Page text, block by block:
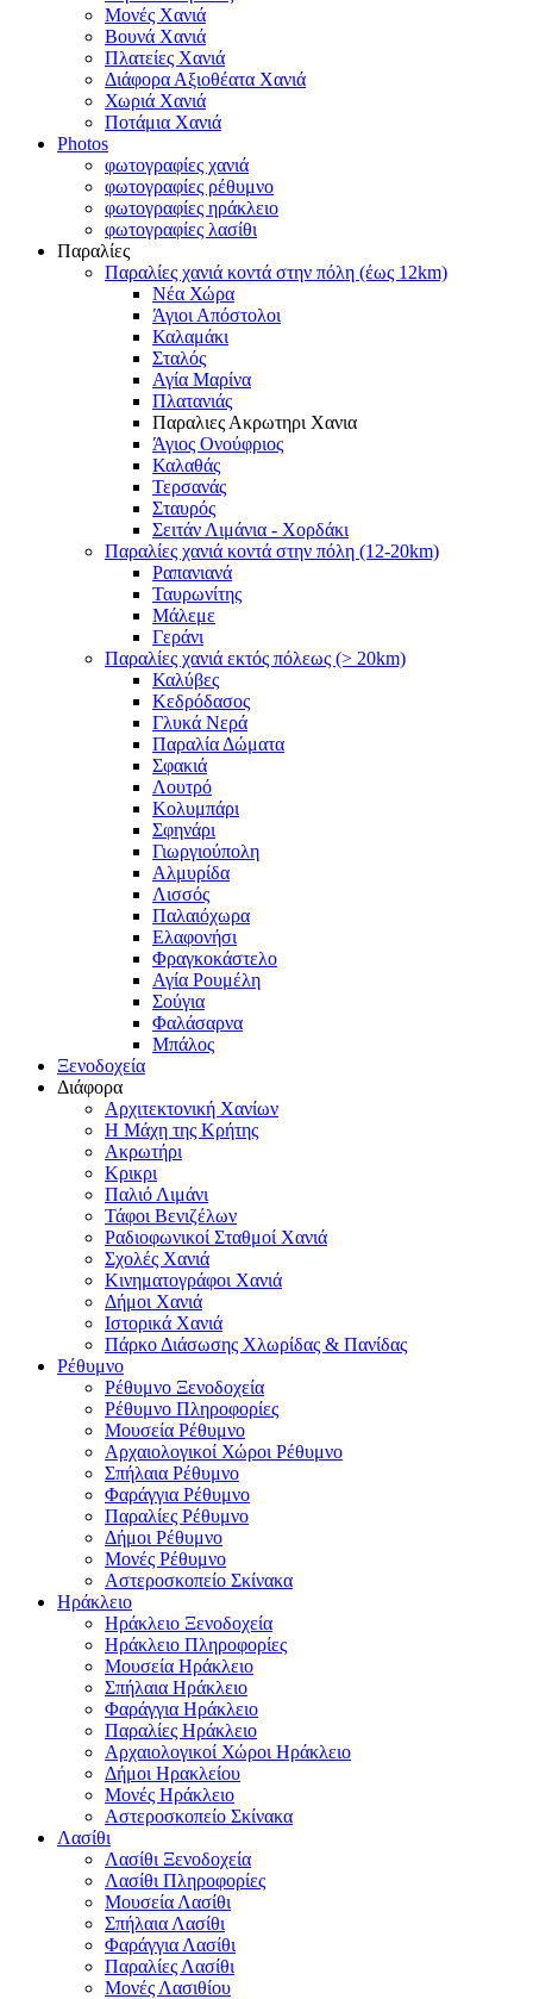
Μονές Χανιά
Βουνά Χανιά
Πλατείες Χανιά
Διάφορα Αξιοθέατα Χανιά
Χωριά Χανιά
Ποτάμια Χανιά
Photos
φωτογραφίες χανιά
φωτογραφίες ρέθυμνο
φωτογραφίες ηράκλειο
φωτογραφίες λασίθι
Παραλίες
Παραλίες χανιά κοντά στην πόλη (έως 12km)
Νέα Χώρα
Άγιοι Απόστολοι
Καλαμάκι
Σταλός
Αγία Μαρίνα
Πλατανιάς
Παραλιες Ακρωτηρι Χανια
Άγιος Ονούφριος
Καλαθάς
Τερσανάς
Σταυρός
Σειτάν Λιμάνια - Χορδάκι
Παραλίες χανιά κοντά στην πόλη (12-20km)
Ραπανιανά
Ταυρωνίτης
Μάλεμε
Γεράνι
Παραλίες χανιά εκτός πόλεως (> 20km)
Καλύβες
Κεδρόδασος
Γλυκά Νερά
Παραλία Δώματα
Σφακιά
Λουτρό
Κολυμπάρι
Σφηνάρι
Γιωργιούπολη
Αλμυρίδα
Λισσός
Παλαιόχωρα
Ελαφονήσι
Φραγκοκάστελο
Αγία Ρουμέλη
Σούγια
Φαλάσαρνα
Μπάλος
Ξενοδοχεία
Διάφορα
Αρχιτεκτονική Χανίων
Η Μάχη της Κρήτης
Ακρωτήρι
Κρικρι
Παλιό Λιμάνι
Τάφοι Βενιζέλων
Ραδιοφωνικοί Σταθμοί Χανιά
Σχολές Χανιά
Κινηματογράφοι Χανιά
Δήμοι Χανιά
Ιστορικά Χανιά
Πάρκο Διάσωσης Χλωρίδας & Πανίδας
Ρέθυμνο
Ρέθυμνο Ξενοδοχεία
Ρέθυμνο Πληροφορίες
Μουσεία Ρέθυμνο
Αρχαιολογικοί Χώροι Ρέθυμνο
Σπήλαια Ρέθυμνο
Φαράγγια Ρέθυμνο
Παραλίες Ρέθυμνο
Δήμοι Ρέθυμνο
Μονές Ρέθυμνο
Αστεροσκοπείο Σκίνακα
Ηράκλειο
Ηράκλειο Ξενοδοχεία
Ηράκλειο Πληροφορίες
Μουσεία Ηράκλειο
Σπήλαια Ηράκλειο
Φαράγγια Ηράκλειο
Παραλίες Ηράκλειο
Αρχαιολογικοί Χώροι Ηράκλειο
Δήμοι Ηρακλείου
Μονές Ηράκλειο
Αστεροσκοπείο Σκίνακα
Λασίθι
Λασίθι Ξενοδοχεία
Λασίθι Πληροφορίες
Μουσεία Λασίθι
Σπήλαια Λασίθι
Φαράγγια Λασίθι
Παραλίες Λασίθι
Μονές Λασιθίου